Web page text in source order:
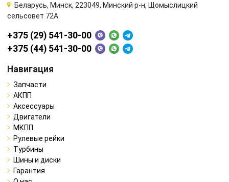
Беларусь, Минск, 223049, Минский р-н, Щомыслицкий
сельсовет 72А
+375 (29) 541-30-00
+375 (44) 541-30-00
Навигация
Запчасти
АКПП
Аксессуары
Двигатели
МКПП
Рулевые рейки
Турбины
Шины и диски
Гарантия